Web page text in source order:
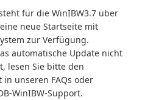
für die WinIBW3.7 über
neue Startseite mit
zur Verfügung.
automatische Update nicht
lesen Sie bitte den
in unseren FAQs oder
WinIBW-Support.